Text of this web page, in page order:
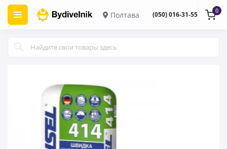
Полтава (050) 016-31-55 0